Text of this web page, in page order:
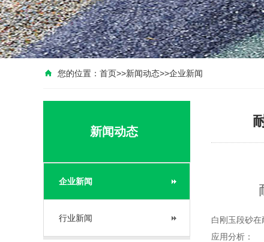
您的位置： 首页>>新闻动态>>企业新闻
新闻动态
企业新闻
行业新闻
白刚玉段砂
应用分析：